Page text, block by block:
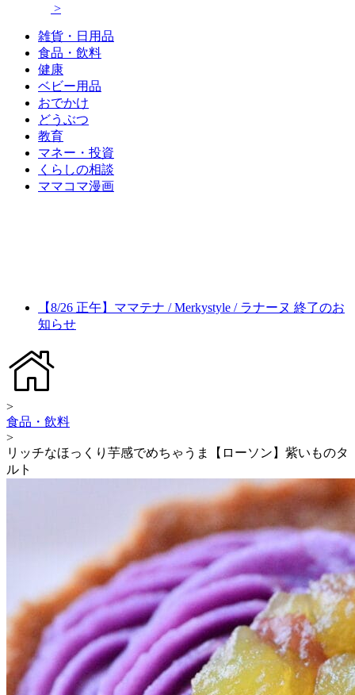
>
雑貨・日用品
食品・飲料
健康
ベビー用品
おでかけ
どうぶつ
教育
マネー・投資
くらしの相談
ママコマ漫画
【8/26 正午】ママテナ / Merkystyle / ラナーヌ 終了のお
知らせ
>
食品・飲料
>
リッチなほっくり芋感でめちゃうま【ローソン】紫いものタ
ルト